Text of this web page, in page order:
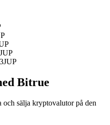
JUP
JUP
Bitrue
och sälja kryptovalutor på den